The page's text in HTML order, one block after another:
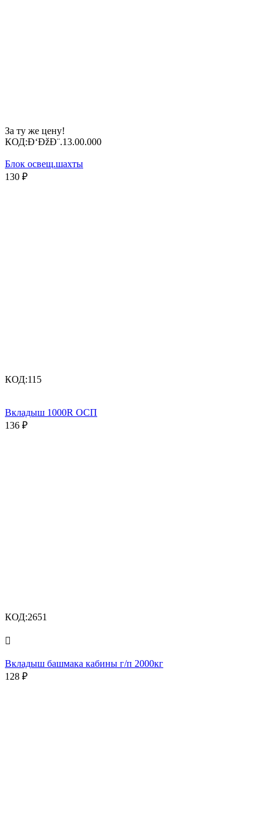
За ту же цену!
КОД:Ð‘ÐžÐ¨.13.00.000
Блок освещ.шахты
130 ₽
КОД:115
Вкладыш 1000R ОСП
136 ₽
КОД:2651

Вкладыш башмака кабины г/п 2000кг
128 ₽